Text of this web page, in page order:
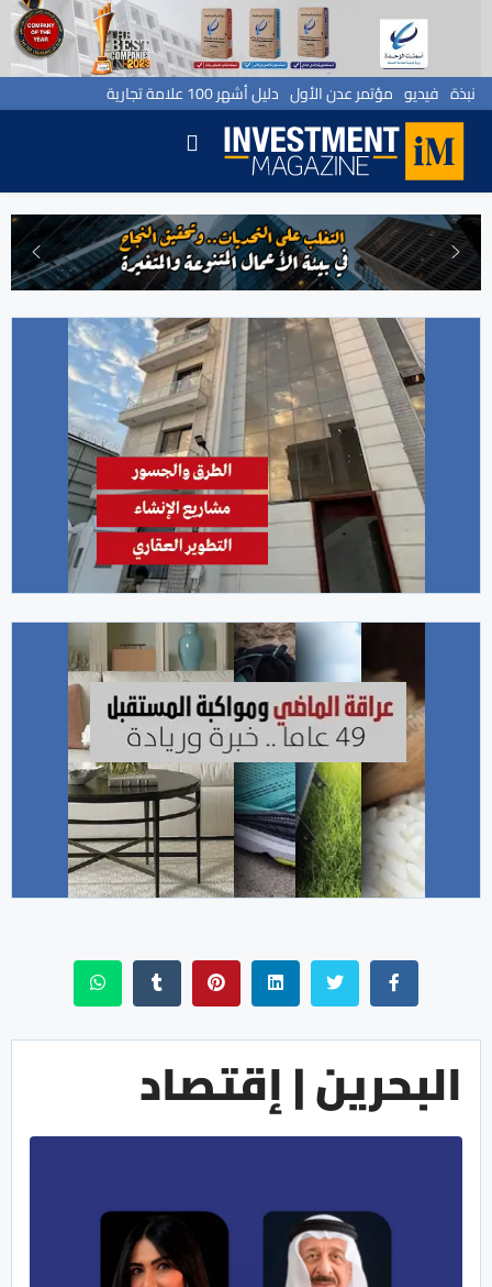
نبذة فيديو مؤتمر عدن الأول دليل أشهر 100 علامة تجارية
البحرين | إقتصاد